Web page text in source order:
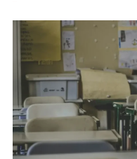
2-1.8:00 起床
2-2.8:40 登校
2-3.
8:45 朝食
2-4.
9:00〜10:30 フ
2-5.10:50〜12:20